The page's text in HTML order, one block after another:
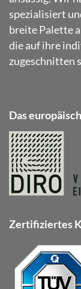
spezialisiert
breite Palette
die auf ihre
zugeschnitten
Das
Zertifiziertes